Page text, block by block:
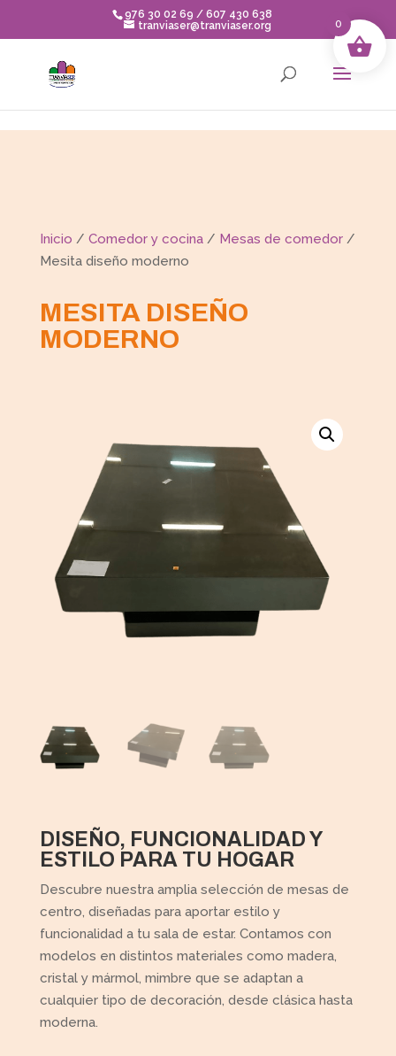
976 30 02 69 / 607 430 638
tranviaser@tranviaser.org
Inicio / Comedor y cocina/ Mesas de comedor/
Mesita diseño moderno
MESITA DISEÑO
MODERNO
DISEÑO, FUNCIONALIDAD Y
ESTILO PARA TU HOGAR
Descubre nuestra amplia selección de mesas de
centro, diseñadas para aportar estilo y
funcionalidad a tu sala de estar. Contamos con
modelos en distintos materiales como madera,
cristal y mármol, mimbre que se adaptan a
cualquier tipo de decoración, desde clásica hasta
moderna.
0